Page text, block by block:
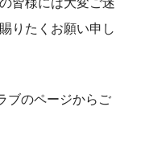
皆様には大変ご迷
りたくお願い申し
ブのページからご